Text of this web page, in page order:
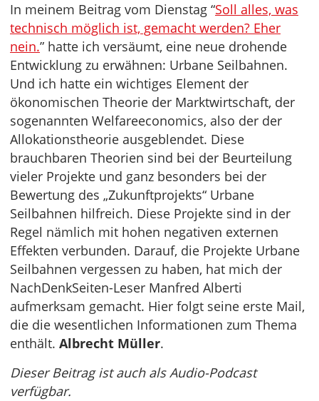
In meinem Beitrag vom Dienstag “Soll alles, was
technisch möglich ist, gemacht werden? Eher
nein.” hatte ich versäumt, eine neue drohende
Entwicklung zu erwähnen: Urbane Seilbahnen.
Und ich hatte ein wichtiges Element der
ökonomischen Theorie der Marktwirtschaft, der
sogenannten Welfareeconomics, also der der
Allokationstheorie ausgeblendet. Diese
brauchbaren Theorien sind bei der Beurteilung
vieler Projekte und ganz besonders bei der
Bewertung des „Zukunftprojekts“ Urbane
Seilbahnen hilfreich. Diese Projekte sind in der
Regel nämlich mit hohen negativen externen
Effekten verbunden. Darauf, die Projekte Urbane
Seilbahnen vergessen zu haben, hat mich der
NachDenkSeiten-Leser Manfred Alberti
aufmerksam gemacht. Hier folgt seine erste Mail,
die die wesentlichen Informationen zum Thema
enthält. Albrecht Müller.
Dieser Beitrag ist auch als Audio-Podcast
verfügbar.